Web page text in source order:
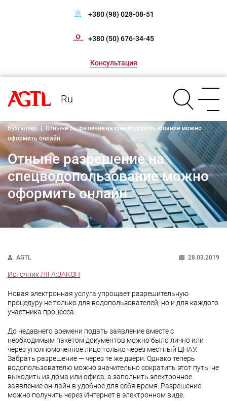
+380 (98) 028-08-51
+380 (50) 676-34-45
Консультация
Ru
Бухгалтер
Отныне разрешение на спецводопользование можно
оформить онлайн
Отныне разрешение на
спецводопользование можно
оформить онлайн
AGTL 28.03.2019
Источник ЛІГА:ЗАКОН
Новая электронная услуга упрощает разрешительную
процедуру не только для водопользователей, но и для каждого
участника процесса.
До недавнего времени подать заявление вместе с
необходимым пакетом документов можно было лично или
через уполномоченное лицо только через местный ЦНАУ.
Забрать разрешение — через те же двери. Однако теперь
водопользователю можно значительно сократить этот путь: не
выходить из дома или офиса, а заполнить электронное
заявление он-лайн в удобное для себя время. Разрешение
можно получить через Интернет в электронном виде.